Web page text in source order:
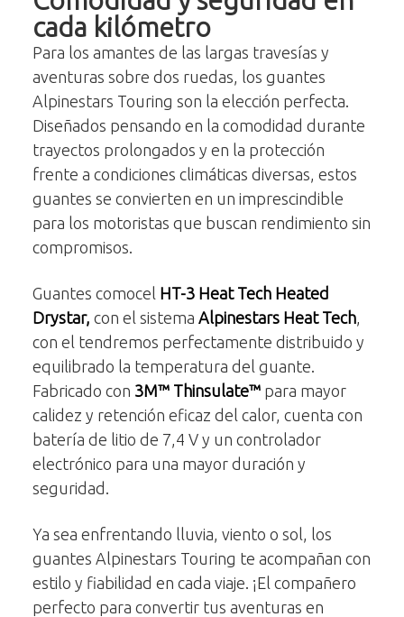
cada kilómetro
Para los amantes de las largas travesías y
aventuras sobre dos ruedas, los guantes
Alpinestars Touring son la elección perfecta.
Diseñados pensando en la comodidad durante
trayectos prolongados y en la protección
frente a condiciones climáticas diversas, estos
guantes se convierten en un imprescindible
para los motoristas que buscan rendimiento sin
compromisos.
Guantes comocel HT-3 Heat Tech Heated
Drystar, con el sistema Alpinestars Heat Tech,
con el tendremos perfectamente distribuido y
equilibrado la temperatura del guante.
Fabricado con 3M™ Thinsulate™ para mayor
calidez y retención eficaz del calor, cuenta con
batería de litio de 7,4 V y un controlador
electrónico para una mayor duración y
seguridad.
Ya sea enfrentando lluvia, viento o sol, los
guantes Alpinestars Touring te acompañan con
estilo y fiabilidad en cada viaje. ¡El compañero
perfecto para convertir tus aventuras en